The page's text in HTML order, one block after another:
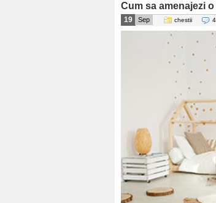
Cum sa amenajezi
19 Sep chestii